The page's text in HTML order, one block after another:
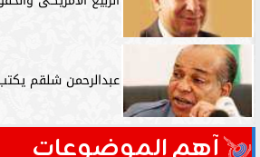
عبدالرحمن شلقم
آهم الموضوعات